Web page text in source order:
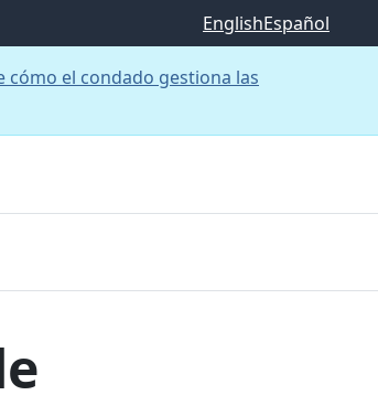
EnglishEspañol
el condado gestiona las